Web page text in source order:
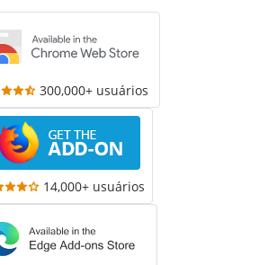
300,000+ usuários
14,000+ usuários